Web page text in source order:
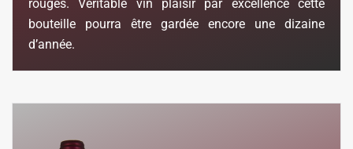
rouges. Véritable vin plaisir par excellence cette
bouteille pourra être gardée encore une dizaine
d’année.